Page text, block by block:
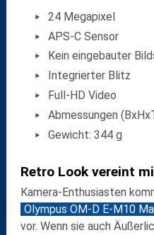
24 Megapixel
APS-C Sensor
Kein eingebauter
Integrierter Blitz
Full-HD Video
Abmessungen
Gewicht: 344 g
Retro Look vereint
Kamera-Enthusiasten
Olympus OM-D E-M10
vor. Wenn sie auch